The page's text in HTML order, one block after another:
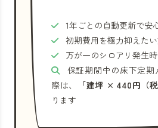
1年ごとの自動更新で安
初期費用を極力抑えた
万が一のシロアリ発生
保証期間中の床下定期
際は、
「建坪 × 440円（
ります